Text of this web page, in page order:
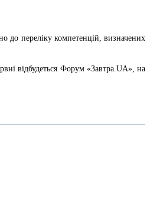
до переліку компетенцій, визначених
відбудеться Форум «Завтра.UA», на